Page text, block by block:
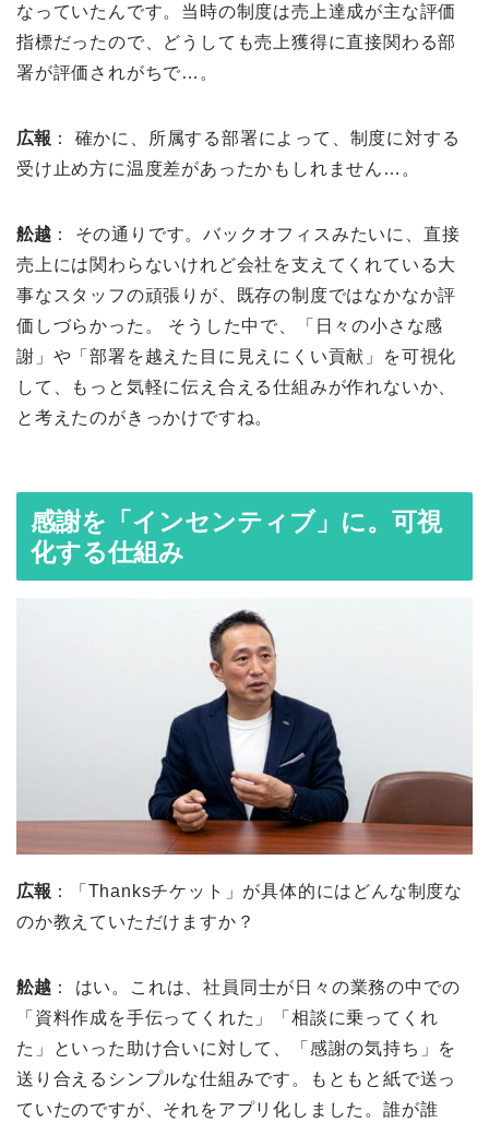
なっていたんです。当時の制度は売上達成が主な評価
指標だったので、どうしても売上獲得に直接関わる部
署が評価されがちで…。
広報 ： 確かに、所属する部署によって、制度に対する
受け止め方に温度差があったかもしれません…。
舩越 ： その通りです。バックオフィスみたいに、直接
売上には関わらないけれど会社を支えてくれている大
事なスタッフの頑張りが、既存の制度ではなかなか評
価しづらかった。 そうした中で、「日々の小さな感
謝」や「部署を越えた目に見えにくい貢献」を可視化
して、もっと気軽に伝え合える仕組みが作れないか、
と考えたのがきっかけですね。
感謝を「インセンティブ」に。可視
化する仕組み
広報 ：「Thanksチケット」が具体的にはどんな制度な
のか教えていただけますか？
舩越 ： はい。これは、社員同士が日々の業務の中での
「資料作成を手伝ってくれた」「相談に乗ってくれ
た」といった助け合いに対して、「感謝の気持ち」を
送り合えるシンプルな仕組みです。もともと紙で送っ
ていたのですが、それをアプリ化しました。誰が誰